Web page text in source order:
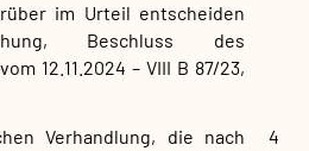
im Urteil entscheiden
Beschluss des
12.11.2024 – VIII B 87/23,
4
Verhandlung, die nach